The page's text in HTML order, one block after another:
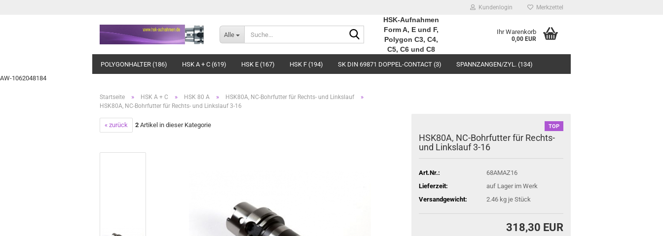
AW-1062048184
Kundenlogin Merkzettel
Alle
Suche...
HSK-Aufnahmen
Form A, E und F,
Polygon C3, C4,
C5, C6 und C8
Ihr Warenkorb
0,00 EUR
POLYGONHALTER (186) HSK A + C (619) HSK E (167) HSK F (194) SK DIN 69871 DOPPEL-CONTACT (3) SPANNZANGEN/ZYL. (134)
Startseite » HSK A + C » HSK 80 A » HSK80A, NC-Bohrfutter für Rechts- und Linkslauf »
HSK80A, NC-Bohrfutter für Rechts- und Linkslauf 3-16
« zurück 2 Artikel in dieser Kategorie TOP
HSK80A, NC-Bohrfutter für Rechts-
und Linkslauf 3-16
Art.Nr.:
68AMAZ16
Lieferzeit:
auf Lager im Werk
Versandgewicht:
2.46kg je Stück
318,30 EUR